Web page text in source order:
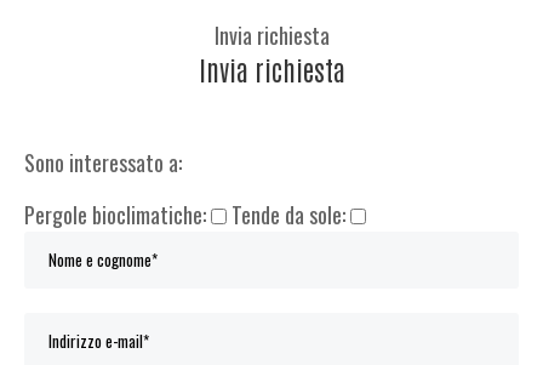
Invia richiesta
Invia richiesta
Sono interessato a:
Pergole bioclimatiche:
Tende da sole: